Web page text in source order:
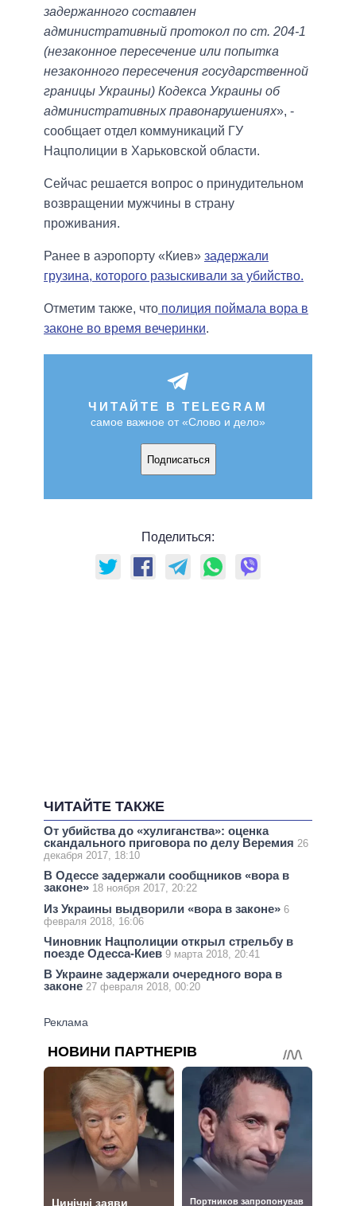
задержанного составлен
административный протокол по ст. 204-1
(незаконное пересечение или попытка
незаконного пересечения государственной
границы Украины) Кодекса Украины об
административных правонарушениях», -
сообщает отдел коммуникаций ГУ
Нацполиции в Харьковской области.
Сейчас решается вопрос о принудительном
возвращении мужчины в страну
проживания.
Ранее в аэропорту «Киев» задержали
грузина, которого разыскивали за убийство.
Отметим также, что полиция поймала вора в
законе во время вечеринки.
ЧИТАЙТЕ В TELEGRAM
самое важное от «Слово и дело»
Подписаться
Поделиться:
ЧИТАЙТЕ ТАКЖЕ
От убийства до «хулиганства»: оценка
скандального приговора по делу Веремия 26
декабря 2017, 18:10
В Одессе задержали сообщников «вора в
законе» 18 ноября 2017, 20:22
Из Украины выдворили «вора в законе» 6
февраля 2018, 16:06
Чиновник Нацполиции открыл стрельбу в
поезде Одесса-Киев 9 марта 2018, 20:41
В Украине задержали очередного вора в
законе 27 февраля 2018, 00:20